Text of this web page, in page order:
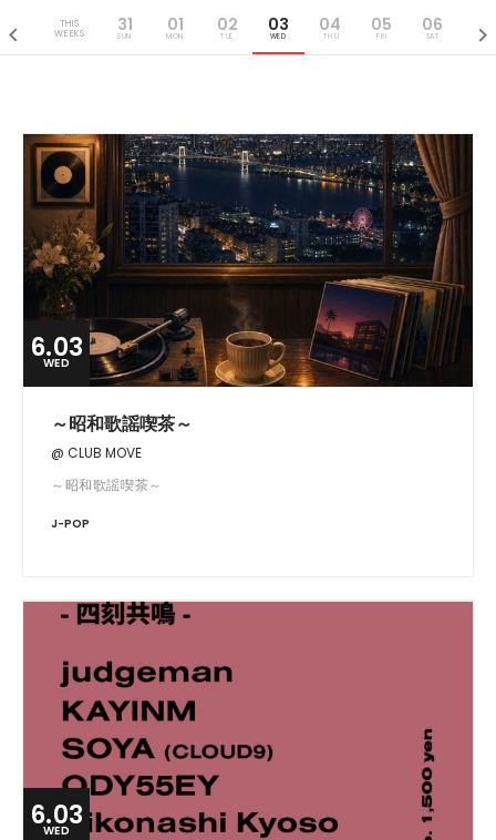
THIS
WEEKS
31
SUN
01
MON
02
TUE
03
WED
04
THU
05
FRI
06
SAT
6.03
WED
～昭和歌謡喫茶～
@ CLUB MOVE
～昭和歌謡喫茶～
J-POP
6.03
WED